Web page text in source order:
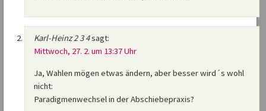
Karl-Heinz 2 3 4sagt:
Mittwoch, 27. 2. um 13:37 Uhr
Ja, Wahlen mögen etwas ändern, aber besser wird´s wohl
nicht:
Paradigmenwechsel in der Abschiebepraxis?